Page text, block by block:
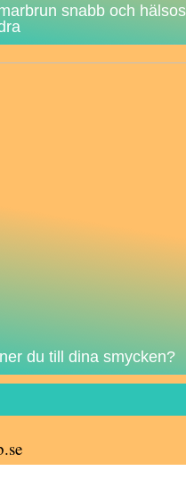
snabb och
du till dina smycken?